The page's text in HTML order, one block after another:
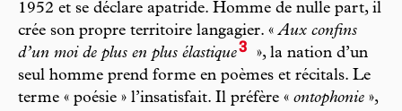
1952 et se déclare apatride. Homme de nulle part, il
crée son propre territoire langagier. «Aux confins
d’un moi de plus en plus élastique3
», la nation d’un
seul homme prend forme en poèmes et récitals. Le
terme « poésie » l’insatisfait. Il préfère « ontophonie »,